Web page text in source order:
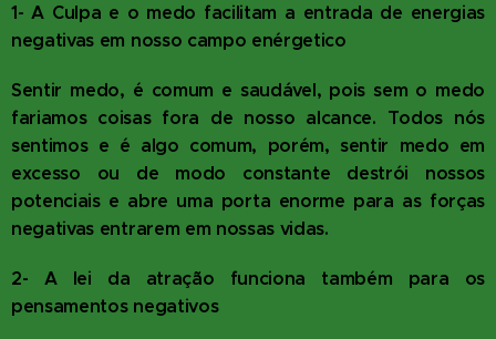
1- A Culpa e o medo facilitam a entrada de energias
negativas em nosso campo enérgetico
Sentir medo, é comum e saudável, pois sem o medo
fariamos coisas fora de nosso alcance. Todos nós
sentimos e é algo comum, porém, sentir medo em
excesso ou de modo constante destrói nossos
potenciais e abre uma porta enorme para as forças
negativas entrarem em nossas vidas.
2- A lei da atração funciona também para os
pensamentos negativos